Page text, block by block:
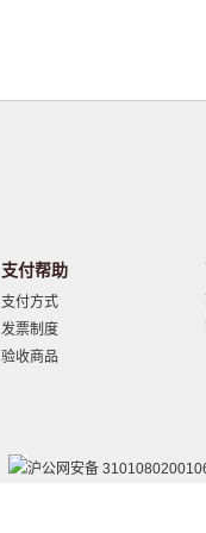
支付帮助
支付方式
发票制度
验收商品
沪公网安备